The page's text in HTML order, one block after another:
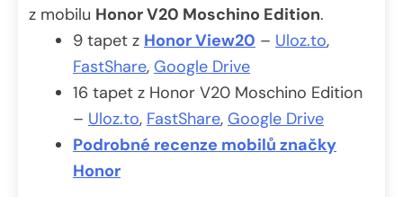
z mobilu Honor V20 Moschino Edition.
9 tapet z Honor View20 – Uloz.to,
FastShare, Google Drive
16 tapet z Honor V20 Moschino Edition
– Uloz.to, FastShare, Google Drive
Podrobné recenze mobilů značky
Honor